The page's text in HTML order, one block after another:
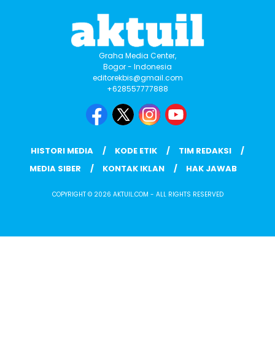
Graha Media Center,
Bogor - Indonesia
editorekbis@gmail.com
+628557777888
HISTORI MEDIA KODE ETIK
TIM REDAKSI
MEDIA SIBER
KONTAK IKLAN HAK JAWAB
COPYRIGHT © 2026 AKTUIL.COM - ALL RIGHTS RESERVED